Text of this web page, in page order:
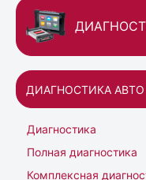
ДИАГНОСТИКА АВТО
Диагностика
Полная диагностика
Комплексная